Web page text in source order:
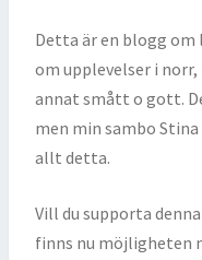
Detta är en blogg om
om upplevelser i
annat smått o gott.
men min sambo
allt detta.
Vill du supporta
finns nu möjligheten